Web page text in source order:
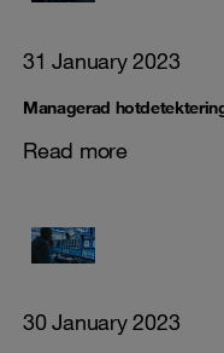
31 January 2023
Managerad
Read more
30 January 2023